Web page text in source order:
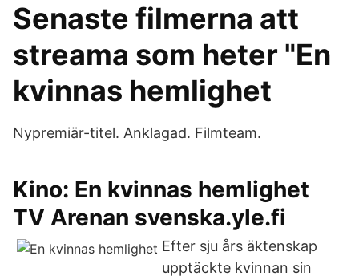
Senaste filmerna att
streama som heter "En
kvinnas hemlighet
Nypremiär-titel. Anklagad. Filmteam.
Kino: En kvinnas hemlighet
TV Arenan svenska.yle.fi
Efter sju års äktenskap
upptäckte kvinnan sin